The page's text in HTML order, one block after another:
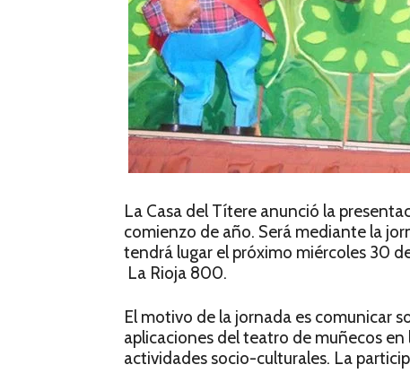
La Casa del Títere anunció la
comienzo de año. Será mediante la
tendrá lugar el próximo miércoles 30
La Rioja 800.
El motivo de la jornada es comunicar
aplicaciones del teatro de muñecos
actividades socio-culturales. La